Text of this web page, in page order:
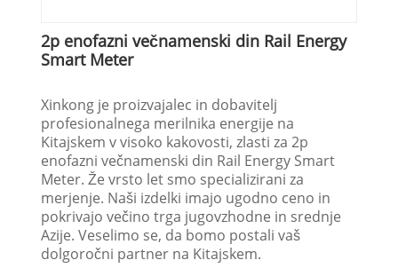
2p enofazni večnamenski din Rail Energy
Smart Meter
Xinkong je proizvajalec in dobavitelj
profesionalnega merilnika energije na
Kitajskem v visoko kakovosti, zlasti za 2p
enofazni večnamenski din Rail Energy Smart
Meter. Že vrsto let smo specializirani za
merjenje. Naši izdelki imajo ugodno ceno in
pokrivajo večino trga jugovzhodne in srednje
Azije. Veselimo se, da bomo postali vaš
dolgoročni partner na Kitajskem.